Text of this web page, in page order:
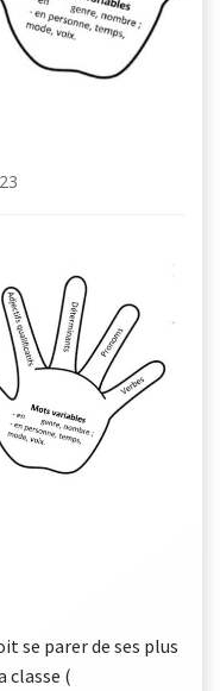
se parer de ses plus
classe (